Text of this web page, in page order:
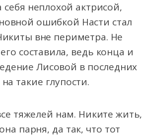
себя неплохой актрисой,
ошибкой Насти стал
вне периметра. Не
составила, ведь конца и
Лисовой в последних
такие глупости.
тяжелей нам. Никите жить,
парня, да так, что тот